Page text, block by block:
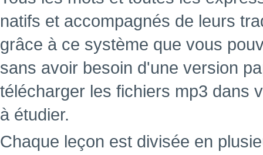
natifs et accompagnés de leurs
grâce à ce système que vous
sans avoir besoin d'une version
télécharger les fichiers mp3 dans
à étudier.
Chaque leçon est divisée en